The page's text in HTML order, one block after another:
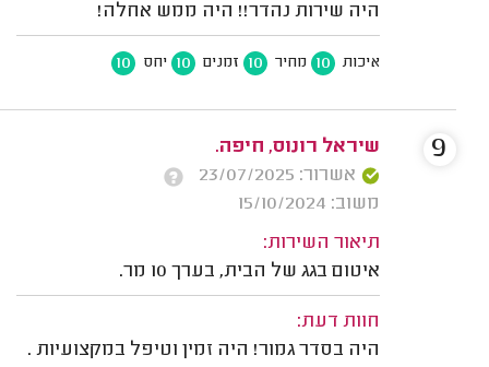
היה שירות נהדר!! היה ממש אחלה!
איכות 10 מחיר 10 זמנים 10 יחס 10
שיראל רונוס, חיפה.
אשרור: 23/07/2025
משוב: 15/10/2024
תיאור השירות:
איטום בגג של הבית, בערך 10 מר.
חוות דעת:
היה בסדר גמור! היה זמין וטיפל במקצועיות .
9